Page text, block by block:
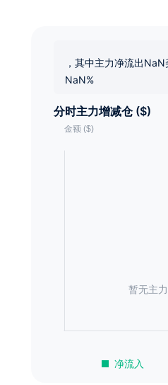
，其中主力净流出
NaN%
分时主力增减仓 ($)
净流入
暂无主